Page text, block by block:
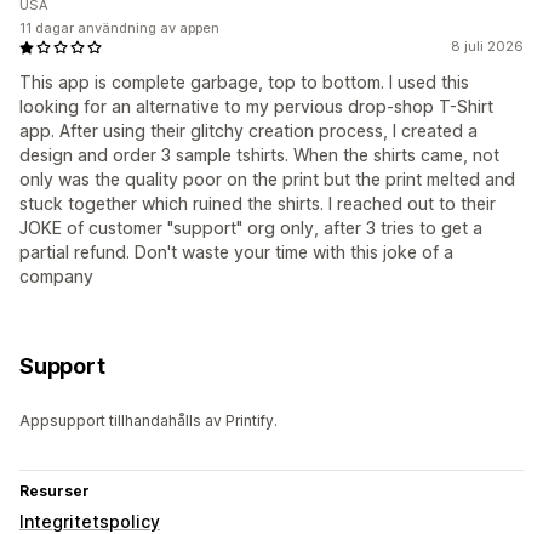
8 juli 2026
This app is complete garbage, top to bottom. I used this
looking for an alternative to my pervious drop-shop T-Shirt
app. After using their glitchy creation process, I created a
design and order 3 sample tshirts. When the shirts came, not
only was the quality poor on the print but the print melted and
stuck together which ruined the shirts. I reached out to their
JOKE of customer "support" org only, after 3 tries to get a
partial refund. Don't waste your time with this joke of a
company
USA
11 dagar användning av appen
Support
Appsupport tillhandahålls av Printify.
Resurser
Integritetspolicy